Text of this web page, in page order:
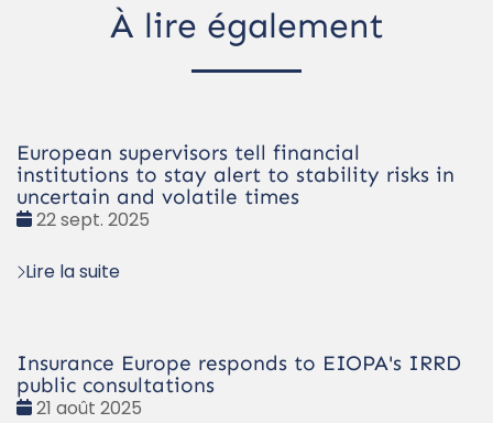
À lire également
European supervisors tell financial
institutions to stay alert to stability risks in
uncertain and volatile times
Date
22 sept. 2025
Lire la suite
Insurance Europe responds to EIOPA's IRRD
public consultations
Date
21 août 2025